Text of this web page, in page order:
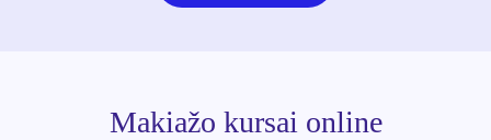
Makiažo kursai online